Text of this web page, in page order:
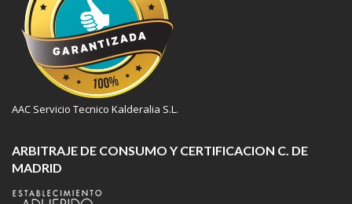
AAC Servicio Tecnico Kalderalia S.L.
ARBITRAJE DE CONSUMO Y CERTIFICACION C. DE
MADRID